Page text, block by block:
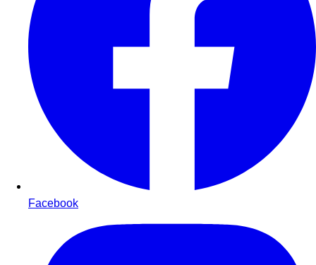
Facebook